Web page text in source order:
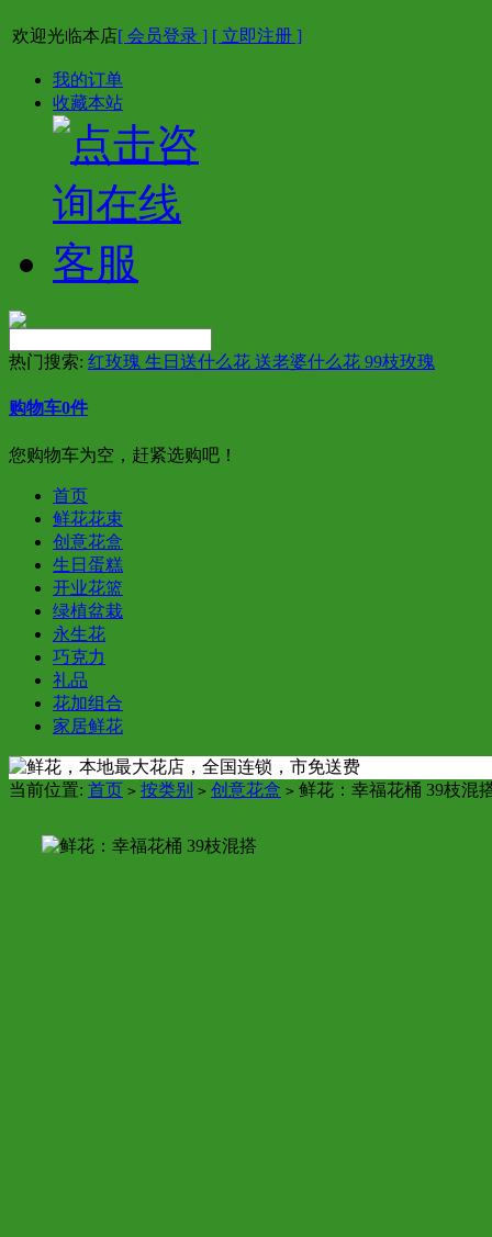
欢迎光临本店[ 会员登录 ] [ 立即注册 ]
我的订单
收藏本站
热门搜索: 红玫瑰 生日送什么花 送老婆什么花 99枝玫瑰
购物车0件
您购物车为空，赶紧选购吧！
首页
鲜花花束
创意花盒
生日蛋糕
开业花篮
绿植盆栽
永生花
巧克力
礼品
花加组合
家居鲜花
当前位置: 首页 > 按类别 > 创意花盒 > 鲜花：幸福花桶 39枝混